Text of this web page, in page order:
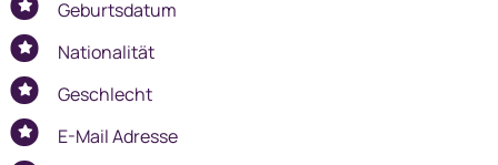
Geburtsdatum
Nationalität
Geschlecht
E-Mail Adresse